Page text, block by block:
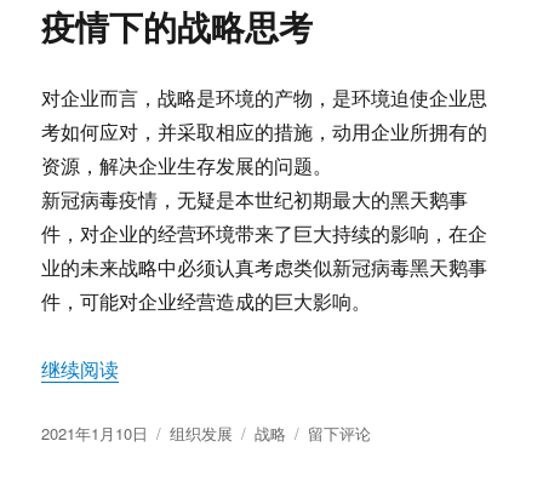
疫情下的战略思考
对企业而言，战略是环境的产物，是环境迫使企业思
考如何应对，并采取相应的措施，动用企业所拥有的
资源，解决企业生存发展的问题。
新冠病毒疫情，无疑是本世纪初期最大的黑天鹅事
件，对企业的经营环境带来了巨大持续的影响，在企
业的未来战略中必须认真考虑类似新冠病毒黑天鹅事
件，可能对企业经营造成的巨大影响。
继续阅读“疫情下的战略思考”
发
2021年1月10日
分
组织发展
标
战略
于
留下评论